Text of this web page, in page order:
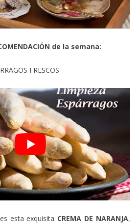
de la semana:
FRESCOS
esta exquisita CREMA DE NARANJA,